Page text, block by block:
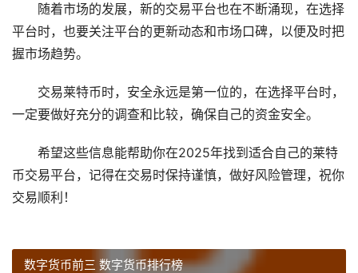
随着市场的发展，新的交易平台也在不断涌现，在选择
平台时，也要关注平台的更新动态和市场口碑，以便及时把
握市场趋势。
交易莱特币时，安全永远是第一位的，在选择平台时，
一定要做好充分的调查和比较，确保自己的资金安全。
希望这些信息能帮助你在2025年找到适合自己的莱特
币交易平台，记得在交易时保持谨慎，做好风险管理，祝你
交易顺利！
数字货币前三 数字货币排行榜